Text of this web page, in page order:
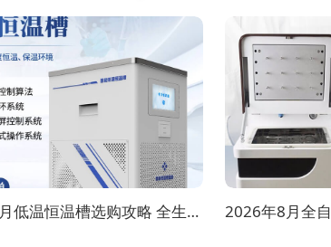
2026年8月低温恒温槽选购攻略 全生命周期成本对比